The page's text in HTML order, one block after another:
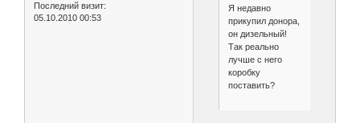
Последний визит:
05.10.2010 00:53
Я недавно
прикупил донора,
он дизельный!
Так реально
лучше с него
коробку
поставить?